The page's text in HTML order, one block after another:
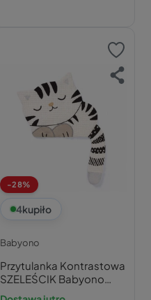
-28%
4kupiło
Babyono
Przytulanka Kontrastowa
SZELEŚCIK Babyono
Kitty Blink & Shine